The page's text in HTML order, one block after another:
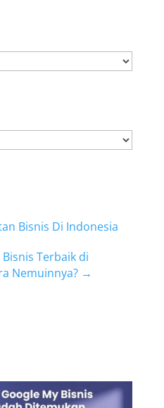
Bisnis Di Indonesia
Terbaik di
Nemuinnya?→